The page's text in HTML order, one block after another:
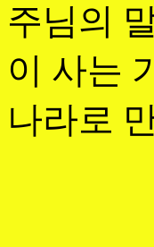
주님의
이 사는
나라로